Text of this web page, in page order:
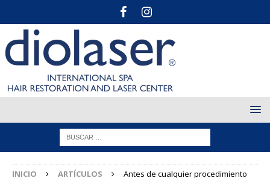
INICIO ARTÍCULOS
Antes de cualquier procedimiento